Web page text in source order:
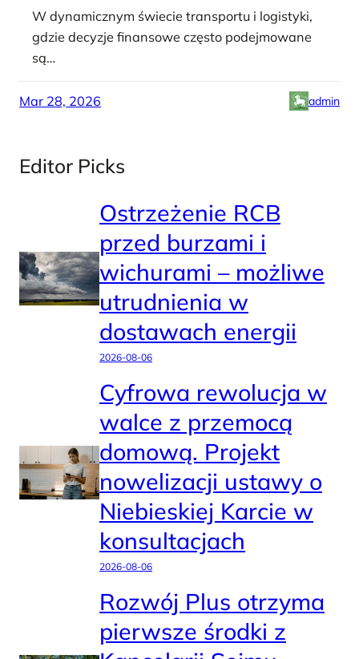
W dynamicznym świecie transportu i logistyki,
gdzie decyzje finansowe często podejmowane
są…
Mar 28, 2026 admin
Editor Picks
Ostrzeżenie RCB
przed burzami i
wichurami – możliwe
utrudnienia w
dostawach energii
2026-08-06
Cyfrowa rewolucja w
walce z przemocą
domową. Projekt
nowelizacji ustawy o
Niebieskiej Karcie w
konsultacjach
2026-08-06
Rozwój Plus otrzyma
pierwsze środki z